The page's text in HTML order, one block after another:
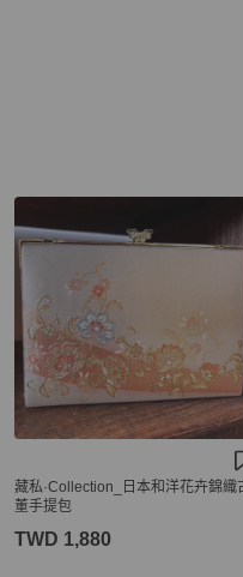
藏私·Collection_日本和洋花卉錦織
董手提包
TWD 1,880